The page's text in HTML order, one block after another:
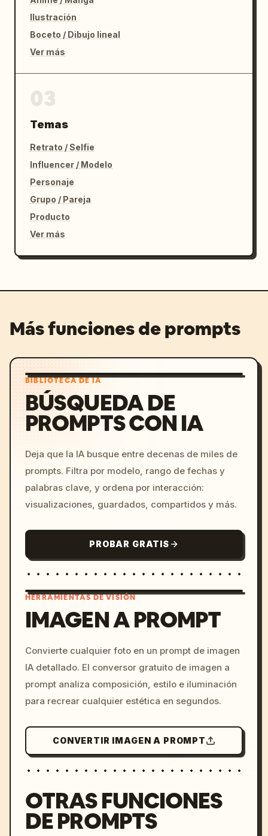
Ilustración
Boceto / Dibujo lineal
Ver más
Temas
Retrato / Selfie
Influencer / Modelo
Personaje
Grupo / Pareja
Producto
Ver más
Más funciones de prompts
BIBLIOTECA DE IA
BÚSQUEDA DE
PROMPTS CON IA
Deja que la IA busque entre decenas de miles de
prompts. Filtra por modelo, rango de fechas y
palabras clave, y ordena por interacción:
visualizaciones, guardados, compartidos y más.
PROBAR GRATIS
c, cyberpunk sunset, neon
colors, 8k --v 6.0
HERRAMIENTAS DE VISIÓN
IMAGEN A PROMPT
Convierte cualquier foto en un prompt de imagen
IA detallado. El conversor gratuito de imagen a
prompt analiza composición, estilo e iluminación
para recrear cualquier estética en segundos.
CONVERTIR IMAGEN A PROMPT
OTRAS FUNCIONES
DE PROMPTS